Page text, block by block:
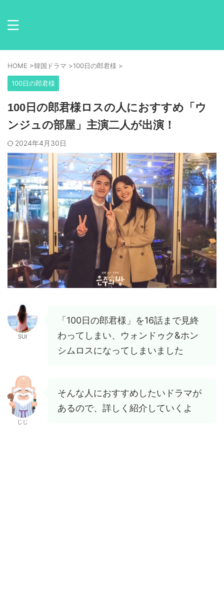
HOME >韓国ドラマ >100日の郎君様 >
100日の郎君様
100日の郎君様ロスの人におすすめ「ウ
ンジュの部屋」主演二人が出演！
2024年4月30日
SUI
「100日の郎君様」を16話まで見終
わってしまい、ウォンドゥク&ホン
シムロスになってしまいました
じじ
そんな人におすすめしたいドラマが
あるので、詳しく紹介していくよ